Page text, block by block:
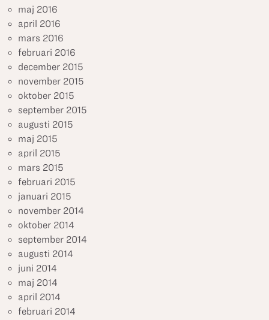
maj 2016
april 2016
mars 2016
februari 2016
december 2015
november 2015
oktober 2015
september 2015
augusti 2015
maj 2015
april 2015
mars 2015
februari 2015
januari 2015
november 2014
oktober 2014
september 2014
augusti 2014
juni 2014
maj 2014
april 2014
februari 2014